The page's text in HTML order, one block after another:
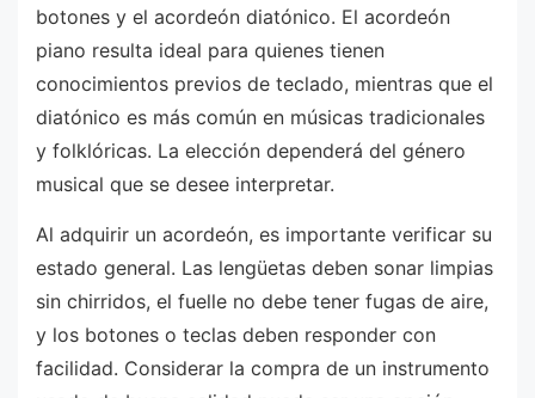
botones y el acordeón diatónico. El acordeón
piano resulta ideal para quienes tienen
conocimientos previos de teclado, mientras que el
diatónico es más común en músicas tradicionales
y folklóricas. La elección dependerá del género
musical que se desee interpretar.
Al adquirir un acordeón, es importante verificar su
estado general. Las lengüetas deben sonar limpias
sin chirridos, el fuelle no debe tener fugas de aire,
y los botones o teclas deben responder con
facilidad. Considerar la compra de un instrumento